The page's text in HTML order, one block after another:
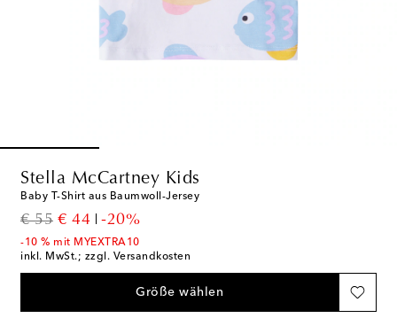
Stella McCartney Kids
Baby T-Shirt aus Baumwoll-Jersey
€ 55
original price
€ 44
discount price
-20%
-10 % mit MYEXTRA10
inkl. MwSt.; zzgl. Versandkosten
Größe wählen